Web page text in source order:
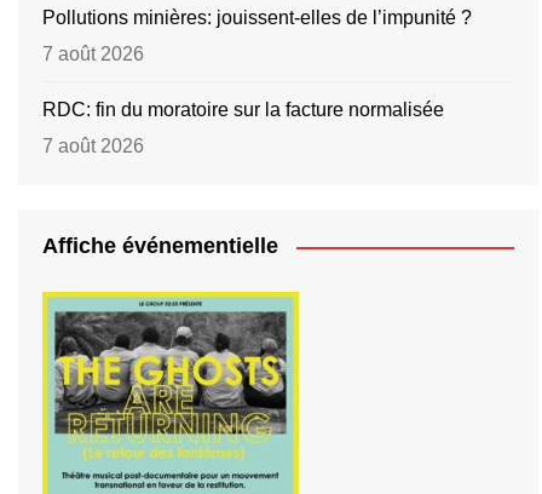
Pollutions minières: jouissent-elles de l’impunité ?
7 août 2026
RDC: fin du moratoire sur la facture normalisée
7 août 2026
Affiche événementielle